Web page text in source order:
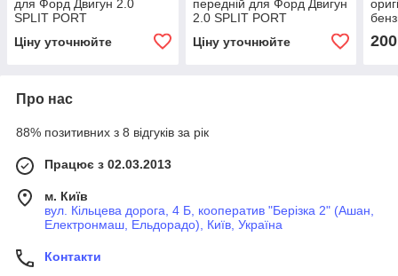
для Форд Двигун 2.0
SPLIT PORT
Ціну уточнюйте
передній для Форд Двигун
2.0 SPLIT PORT
Ціну уточнюйте
200
Про нас
88% позитивних з 8 відгуків за рік
Працює з 02.03.2013
м. Київ
вул. Кільцева дорога, 4 Б, кооператив "Берізка 2" (Ашан,
Електронмаш, Ельдорадо), Київ, Україна
Контакти